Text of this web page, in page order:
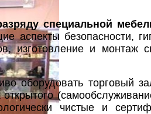
специальной
аспекты безопасности,
изготовление и
оборудовать торговый
чистые и